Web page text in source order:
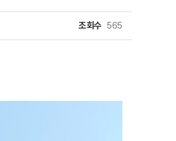
조회수 565